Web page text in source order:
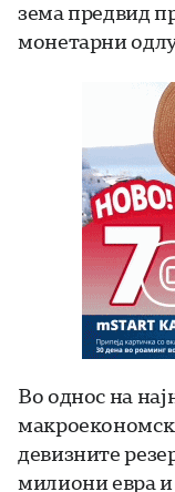
зема предвид
монетарни
Во однос на
девизните
милиони евра и